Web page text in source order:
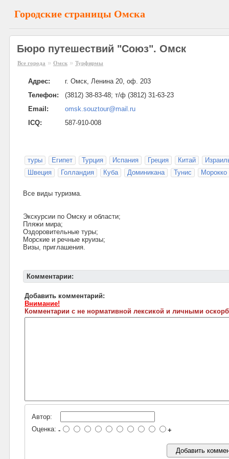
Городские страницы Омска
Бюро путешествий "Союз". Омск
Все города » Омск » Турфирмы
Адрес:
г. Омск, Ленина 20, оф. 203
Телефон:
(3812) 38-83-48; т/ф (3812) 31-63-23
Email:
omsk.souztour@mail.ru
ICQ:
587-910-008
туры Египет Турция Испания Греция Китай
Швеция
Голландия Куба Доминикана Тунис Морокко
Все виды туризма.
Экскурсии по Омску и области;
Пляжи мира;
Оздоровительные туры;
Морские и речные круизы;
Визы, приглашения.
Комментарии:
Добавить комментарий:
Внимание!
Комментарии с не нормативной лексикой и личными
Автор:
Оценка: - +